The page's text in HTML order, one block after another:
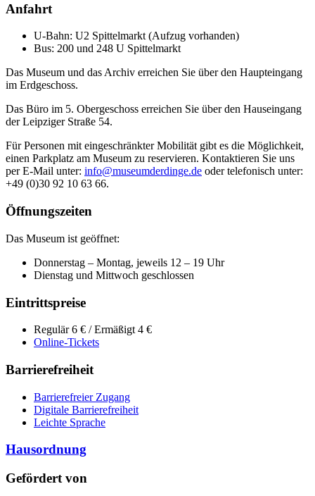
Anfahrt
U-Bahn: U2 Spittelmarkt (Aufzug vorhanden)
Bus: 200 und 248 U Spittelmarkt
Das Museum und das Archiv erreichen Sie über den Haupteingang
im Erdgeschoss.
Das Büro im 5. Obergeschoss erreichen Sie über den Hauseingang
der Leipziger Straße 54.
Für Personen mit eingeschränkter Mobilität gibt es die Möglichkeit,
einen Parkplatz am Museum zu reservieren. Kontaktieren Sie uns
per E-Mail unter: info@museumderdinge.de oder telefonisch unter:
+49 (0)30 92 10 63 66.
Öffnungszeiten
Das Museum ist geöffnet:
Donnerstag – Montag, jeweils 12 – 19 Uhr
Dienstag und Mittwoch geschlossen
Eintrittspreise
Regulär 6 € / Ermäßigt 4 €
Online-Tickets
Barrierefreiheit
Barrierefreier Zugang
Digitale Barrierefreiheit
Leichte Sprache
Hausordnung
Gefördert von